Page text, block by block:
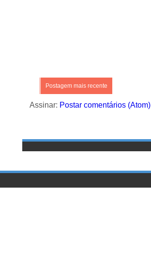
Postagem mais recente
Assinar: Postar comentários (Atom)